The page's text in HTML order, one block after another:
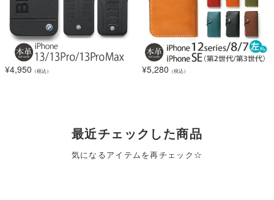
¥4,950 （税込） ¥5,280 （税込）
最近チェックした商品
気になるアイテムを再チェック☆